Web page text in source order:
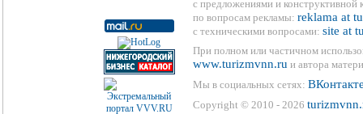
с предложениями и конструктивной
по вопросам рекламы: reklama at
с техническими вопросами: site at
При полном или частичном
www.turizmvnn.ru и автора
Мы в социальных сетях:
Copyright © 2010 - 2026